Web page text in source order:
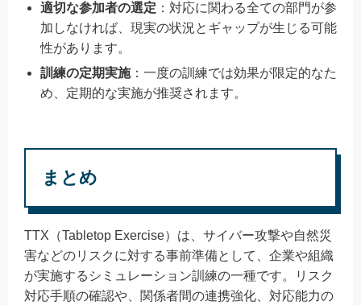
適切な参加者の選定 ：対応に関わる全ての部門が参
加しなければ、現実の状況とギャップが生じる可能
性があります。
訓練の定期実施：一度の訓練では効果が限定的なた
め、定期的な実施が推奨されます。
まとめ
TTX（Tabletop Exercise）は、サイバー攻撃や自然災
害などのリスクに対する事前準備として、企業や組織
が実施するシミュレーション訓練の一種です。リスク
対応手順の確認や、関係者間の連携強化、対応能力の